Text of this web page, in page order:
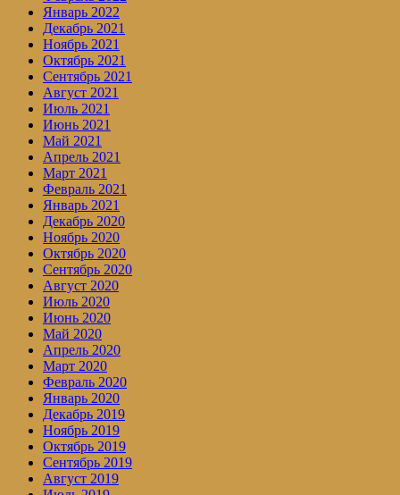
Январь 2022
Декабрь 2021
Ноябрь 2021
Октябрь 2021
Сентябрь 2021
Август 2021
Июль 2021
Июнь 2021
Май 2021
Апрель 2021
Март 2021
Февраль 2021
Январь 2021
Декабрь 2020
Ноябрь 2020
Октябрь 2020
Сентябрь 2020
Август 2020
Июль 2020
Июнь 2020
Май 2020
Апрель 2020
Март 2020
Февраль 2020
Январь 2020
Декабрь 2019
Ноябрь 2019
Октябрь 2019
Сентябрь 2019
Август 2019